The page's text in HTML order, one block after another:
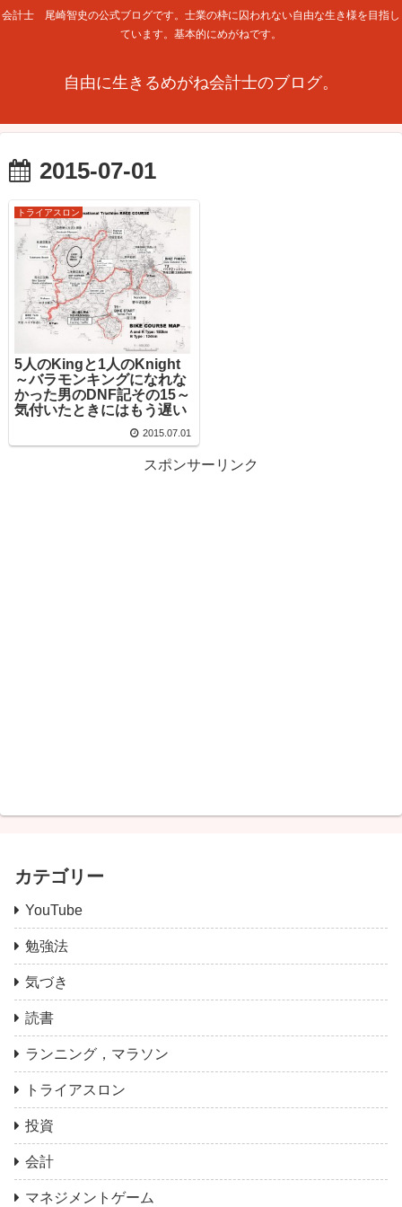
会計士 尾崎智史の公式ブログです。士業の枠に囚われない自由な生き様を目指し
ています。基本的にめがねです。
自由に生きるめがね会計士のブログ。
2015-07-01
トライアスロン
5人のKingと1人のKnight
～バラモンキングになれな
かった男のDNF記その15～
気付いたときにはもう遅い
2015.07.01
スポンサーリンク
カテゴリー
YouTube
勉強法
気づき
読書
ランニング，マラソン
トライアスロン
投資
会計
マネジメントゲーム